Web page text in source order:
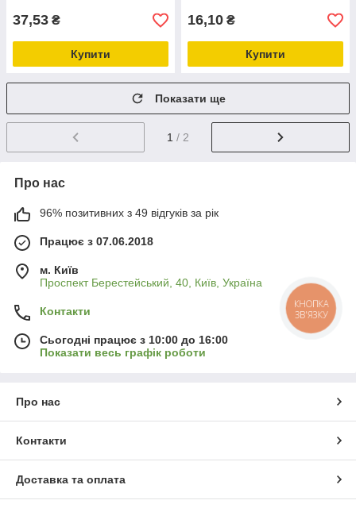
37,53 ₴
Купити
16,10 ₴
Купити
Показати ще
1 / 2
Про нас
96% позитивних з 49 відгуків за рік
Працює з 07.06.2018
м. Київ
Проспект Берестейський, 40, Київ, Україна
Контакти
Сьогодні працює з 10:00 до 16:00
Показати весь графік роботи
Про нас
Контакти
Доставка та оплата
КНОПКА
ЗВ'ЯЗКУ